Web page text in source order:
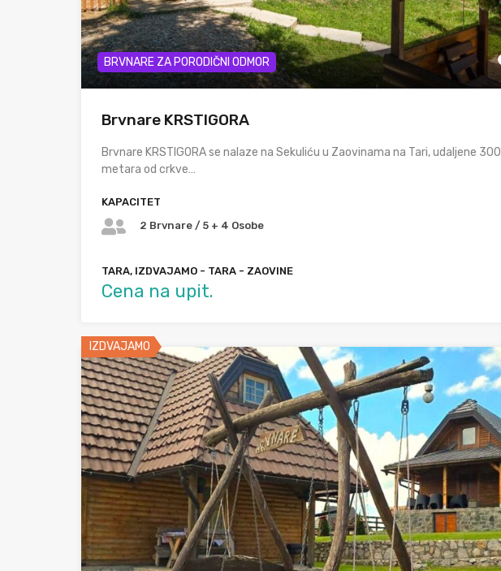
BRVNARE ZA PORODIČNI ODMOR
Brvnare KRSTIGORA
Brvnare KRSTIGORA se nalaze na Sekuliću u Zaovinama na Tari, udaljene 300
metara od crkve…
KAPACITET
2 Brvnare / 5 + 4 Osobe
TARA, IZDVAJAMO - TARA - ZAOVINE
Cena na upit.
IZDVAJAMO